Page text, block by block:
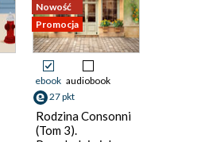
Nowość
Promocja
ebook audiobook
27 pkt
Rodzina Consonni
(Tom 3).